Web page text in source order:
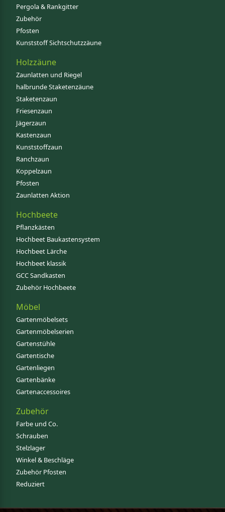
Pergola & Rankgitter
Zubehör
Pfosten
Kunststoff Sichtschutzzäune
Holzzäune
Zaunlatten und Riegel
halbrunde Staketenzäune
Staketenzaun
Friesenzaun
Jägerzaun
Kastenzaun
Kunststoffzaun
Ranchzaun
Koppelzaun
Pfosten
Zaunlatten Aktion
Hochbeete
Pflanzkästen
Hochbeet Baukastensystem
Hochbeet Lärche
Hochbeet klassik
GCC Sandkasten
Zubehör Hochbeete
Möbel
Gartenmöbelsets
Gartenmöbelserien
Gartenstühle
Gartentische
Gartenliegen
Gartenbänke
Gartenaccessoires
Zubehör
Farbe und Co.
Schrauben
Stelzlager
Winkel & Beschläge
Zubehör Pfosten
Reduziert